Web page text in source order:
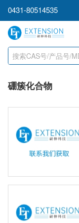
0431-80514535
硼簇化合物